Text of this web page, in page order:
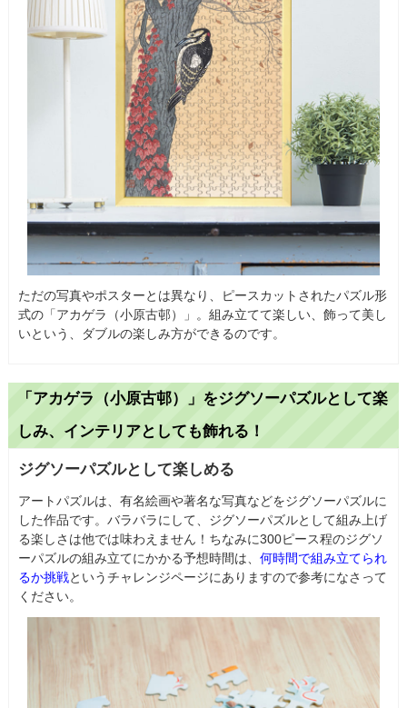
ただの写真やポスターとは異なり、ピースカットされたパズル形
式の「アカゲラ（小原古邨）」。組み立てて楽しい、飾って美し
いという、ダブルの楽しみ方ができるのです。
「アカゲラ（小原古邨）」をジグソーパズルとして楽
しみ、インテリアとしても飾れる！
ジグソーパズルとして楽しめる
アートパズルは、有名絵画や著名な写真などをジグソーパズルに
した作品です。バラバラにして、ジグソーパズルとして組み上げ
る楽しさは他では味わえません！ちなみに300ピース程のジグソ
ーパズルの組み立てにかかる予想時間は、 何時間で組み立てられ
るか挑戦というチャレンジページにありますので参考になさって
ください。